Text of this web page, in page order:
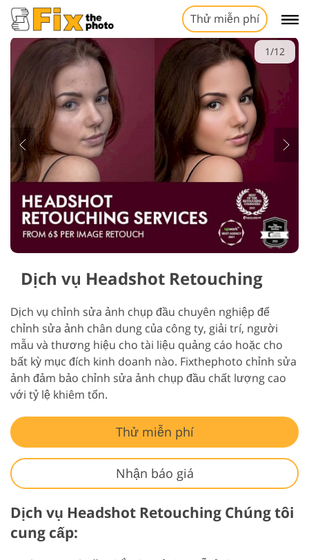
Thử miễn phí
1/12
Dịch vụ Headshot Retouching
Dịch vụ chỉnh sửa ảnh chụp đầu chuyên nghiệp để
chỉnh sửa ảnh chân dung của công ty, giải trí, người
mẫu và thương hiệu cho tài liệu quảng cáo hoặc cho
bất kỳ mục đích kinh doanh nào. Fixthephoto chỉnh sửa
ảnh đảm bảo chỉnh sửa ảnh chụp đầu chất lượng cao
với tỷ lệ khiêm tốn.
Thử miễn phí
Nhận báo giá
Dịch vụ Headshot Retouching Chúng tôi
cung cấp: